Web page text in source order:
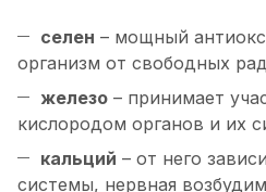
селен – мощный
организм от свободных
железо – принимает
кислородом органов и их
кальций – от него
системы, нервная